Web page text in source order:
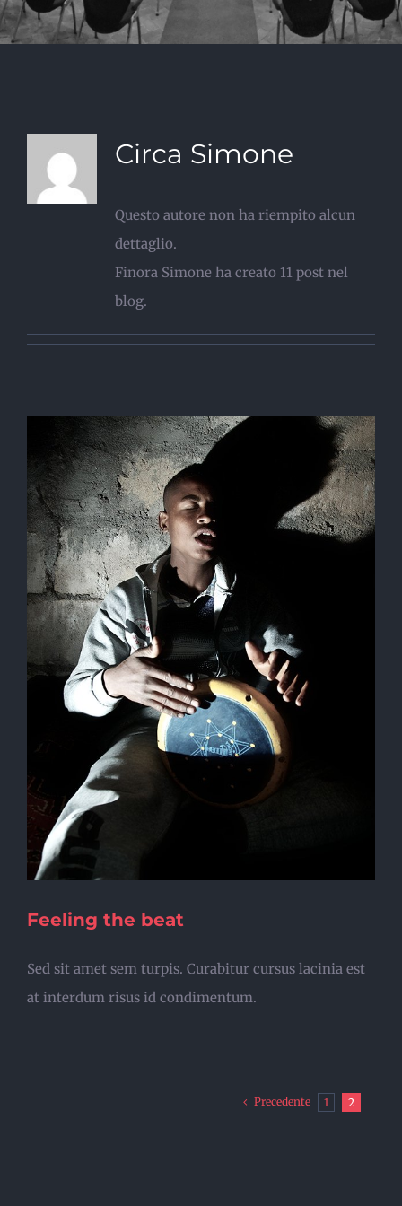
Circa Simone
Questo autore non ha riempito alcun
dettaglio.
Finora Simone ha creato 11 post nel
blog.
Feeling the beat
Sed sit amet sem turpis. Curabitur cursus lacinia est
at interdum risus id condimentum.
Precedente 1 2